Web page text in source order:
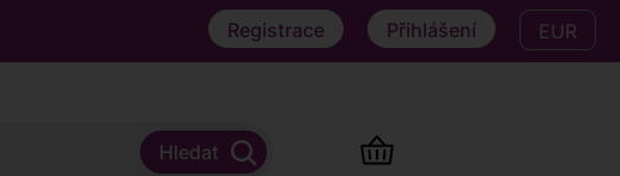
Registrace Přihlášení EUR